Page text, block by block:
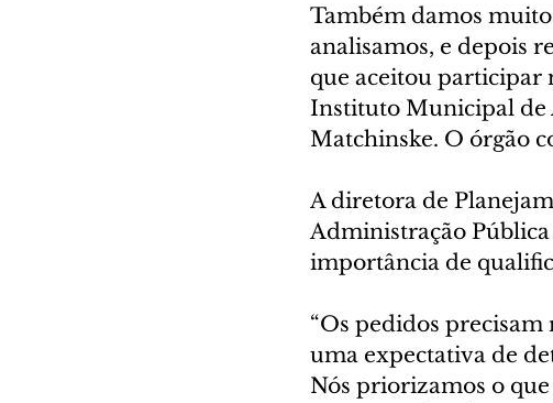
Também damos muito
analisamos, e depois
que aceitou participar
Instituto Municipal de
Matchinske. O órgão
A diretora de
Administração Pública
importância de
“Os pedidos
uma expectativa de
Nós priorizamos o que